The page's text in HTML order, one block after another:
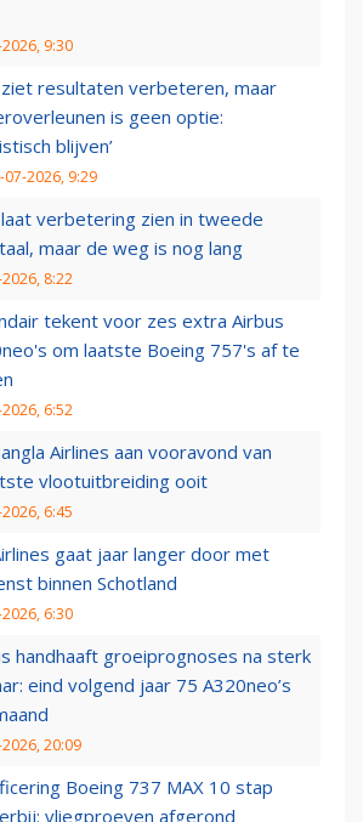
9:30
ziet resultaten verbeteren, maar
is geen optie:
blijven’
07-2026, 9:29
verbetering zien in tweede
maar de weg is nog lang
8:22
tekent voor zes extra Airbus
om laatste Boeing 757's af te
6:52
Airlines aan vooravond van
vlootuitbreiding ooit
6:45
gaat jaar langer door met
binnen Schotland
6:30
handhaaft groeiprognoses na sterk
eind volgend jaar 75 A320neo’s
20:09
Boeing 737 MAX 10 stap
vliegproeven afgerond